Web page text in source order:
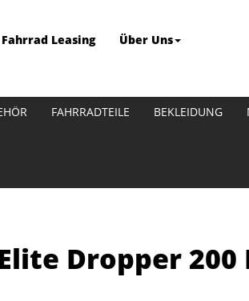
Fahrrad Leasing Über Uns
FAHRRADTEILE BEKLEIDUNG
Dropper 200